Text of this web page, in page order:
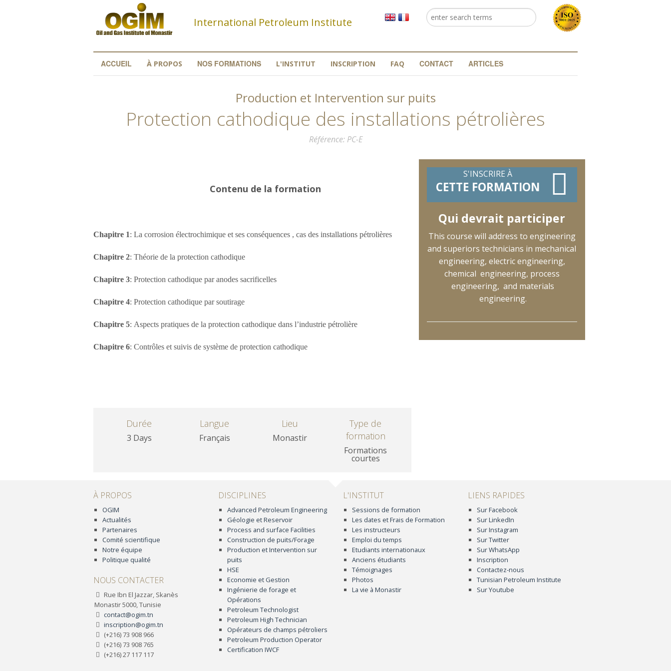
International Petroleum Institute
Formulaire de
recherche
Rechercher
ACCUEIL À PROPOS NOS FORMATIONS L'INSTITUT INSCRIPTION FAQ CONTACT ARTICLES
Production et Intervention sur puits
Protection cathodique des installations pétrolières
Référence PC-E
Contenu de la formation
Chapitre 1: La corrosion électrochimique et ses conséquences , cas des installations pétrolières
Chapitre 2: Théorie de la protection cathodique
Chapitre 3: Protection cathodique par anodes sacrificelles
Chapitre 4: Protection cathodique par soutirage
Chapitre 5: Aspects pratiques de la protection cathodique dans l’industrie pétrolière
Chapitre 6: Contrôles et suivis de système de protection cathodique
Durée
3 Days
Langue
Français
Lieu
Monastir
Type de
formation
Formations
courtes
S'INSCRIRE À
CETTE FORMATION
Qui devrait participer
This course will address to engineering
and superiors technicians in mechanical
engineering, electric engineering,
chemical engineering, process
engineering, and materials
engineering.
À PROPOS
OGIM
Actualités
Partenaires
Comité scientifique
Notre équipe
Politique qualité
NOUS CONTACTER
Rue Ibn El Jazzar, Skanès
Monastir 5000, Tunisie
contact@ogim.tn
inscription@ogim.tn
(+216) 73 908 966
(+216) 73 908 765
(+216) 27 117 117
DISCIPLINES
Advanced Petroleum Engineering
Géologie et Reservoir
Process and surface Facilities
Construction de puits/Forage
Production et Intervention sur
puits
HSE
Economie et Gestion
Ingénierie de forage et
Opérations
Petroleum Technologist
Petroleum High Technician
Opérateurs de champs pétroliers
Petroleum Production Operator
Certification IWCF
L'INSTITUT
Sessions de formation
Les dates et Frais de Formation
Les instructeurs
Emploi du temps
Etudiants internationaux
Anciens étudiants
Témoignages
Photos
La vie à Monastir
LIENS RAPIDES
Sur Facebook
Sur LinkedIn
Sur Instagram
Sur Twitter
Sur WhatsApp
Inscription
Contactez-nous
Tunisian Petroleum Institute
Sur Youtube